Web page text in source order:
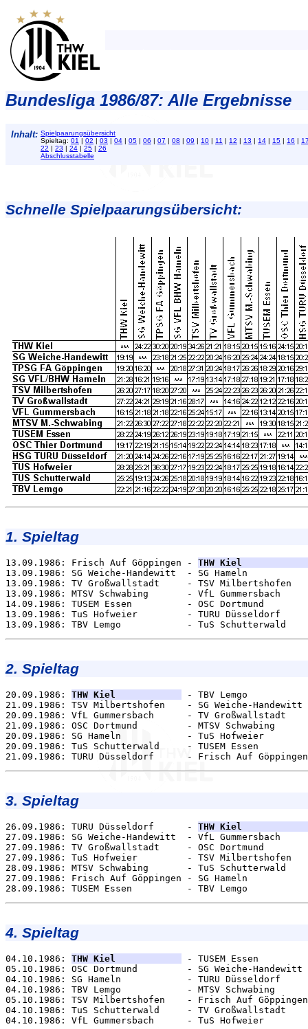
Bundesliga 1986/87: Alle Ergebnisse
Inhalt: Spielpaarungsübersicht
Spieltag: 01 | 02 | 03 | 04 | 05 | 06 | 07 | 08 | 09 | 10 | 11 | 12 | 13 | 14 | 15 | 16 |
22 | 23 | 24 | 25 | 26
Abschlusstabelle
Schnelle Spielpaarungsübersicht:
1. Spieltag
13.09.1986: Frisch Auf Göppingen - THW Kiel
13.09.1986: SG Weiche-Handewitt  - SG
13.09.1986: TV Großwallstadt     - TSV
13.09.1986: MTSV Schwabing       - VfL
14.09.1986: TUSEM Essen          - OSC
13.09.1986: TuS Hofweier         - TURU
2. Spieltag
20.09.1986: THW Kiel
- TBV Lemgo
21.09.1986: TSV Milbertshofen    - SG Weiche-
20.09.1986: VfL Gummersbach      - TV
21.09.1986: OSC Dortmund         - MTSV
20.09.1986: SG Hameln            - TuS
20.09.1986: TuS Schutterwald     - TUSEM
3. Spieltag
26.09.1986: TURU Düsseldorf      - THW Kiel
27.09.1986: SG Weiche-Handewitt  - VfL
27.09.1986: TV Großwallstadt     - OSC
27.09.1986: TuS Hofweier         - TSV
28.09.1986: MTSV Schwabing       - TuS
27.09.1986: Frisch Auf Göppingen - SG
4. Spieltag
04.10.1986: THW Kiel
- TUSEM Essen
05.10.1986: OSC Dortmund         - SG Weiche-
04.10.1986: SG Hameln            - TURU
04.10.1986: TBV Lemgo            - MTSV
05.10.1986: TSV Milbertshofen    - Frisch Auf
04.10.1986: TuS Schutterwald     - TV